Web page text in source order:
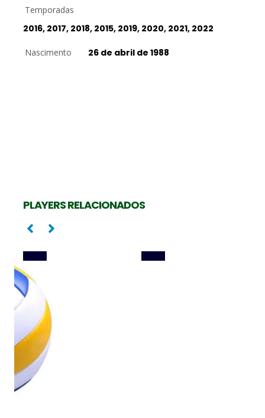
Temporadas
2016, 2017, 2018, 2015, 2019, 2020, 2021, 2022
Nascimento 26 de abril de 1988
PLAYERS RELACIONADOS
GABRIEL COTRIM